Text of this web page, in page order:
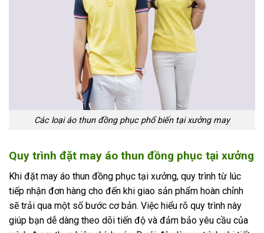
Các loại áo thun đồng phục phổ biến tại xưởng may
Quy trình đặt may áo thun đồng phục tại xưởng
Khi đặt may áo thun đồng phục tại xưởng, quy trình từ lúc
tiếp nhận đơn hàng cho đến khi giao sản phẩm hoàn chỉnh
sẽ trải qua một số bước cơ bản. Việc hiểu rõ quy trình này
giúp bạn dễ dàng theo dõi tiến độ và đảm bảo yêu cầu của